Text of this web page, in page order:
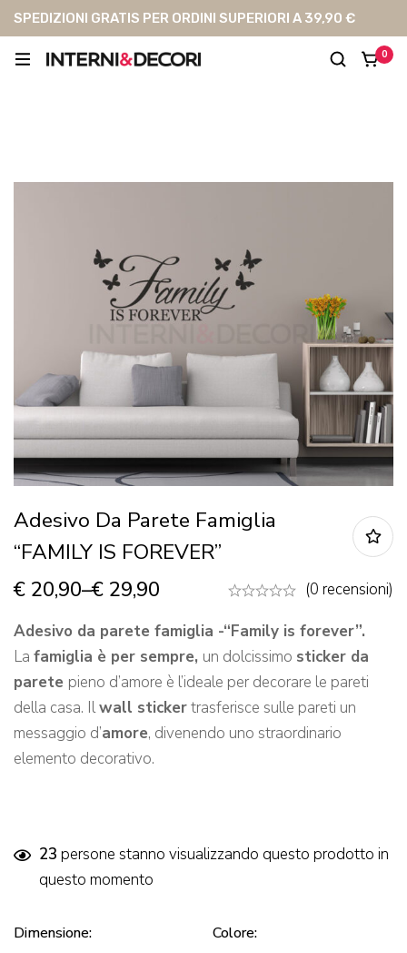
SPEDIZIONI GRATIS PER ORDINI SUPERIORI A 39,90 €
0
Adesivo Da Parete Famiglia
“FAMILY IS FOREVER”
€ 20,90–€ 29,90
(0 recensioni)
Adesivo da parete famiglia -“Family is forever”.
La famiglia è per sempre, un dolcissimo sticker da
parete pieno d’amore è l’ideale per decorare le pareti
della casa. Ilwall stickertrasferisce sulle pareti un
messaggio d’amore, divenendo uno straordinario
elemento decorativo.
23 persone stanno visualizzando questo prodotto in
questo momento
Dimensione: Colore: